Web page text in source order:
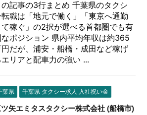
の記事の3行まとめ 千葉県のタクシ
転職は「地元で働く」「東京へ通勤
て稼ぐ」の2択が選べる首都圏でも有
なポジション 県内平均年収は約365
だが、浦安・船橋・成田など稼げ
エリアと配車力の強い ...
葉県 千葉県 タクシー求人 入社祝い金
ツ矢エミタスタクシー株式会社 (船橋市)